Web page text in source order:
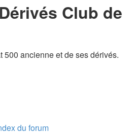
Club de
ancienne et de ses dérivés.
du forum